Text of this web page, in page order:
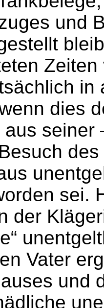
und
in
dies
seiner
sei.
der
Vater
und